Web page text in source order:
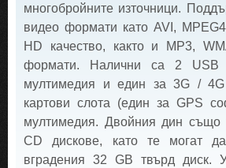
многобройните източници.
видео формати като AVI,
HD качество, както и MP3,
формати. Налични са 2 USB
мултимедия и един за 3G /
картови слота (един за GPS
мултимедия. Двойния дин също
CD дискове, като те могат
вградения 32 GB твърд диск.